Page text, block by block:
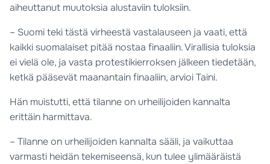
aiheuttanut muutoksia alustaviin tuloksiin.
– Suomi teki tästä virheestä vastalauseen ja vaati, että
kaikki suomalaiset pitää nostaa finaaliin. Virallisia tuloksia
ei vielä ole, ja vasta protestikierroksen jälkeen tiedetään,
ketkä pääsevät maanantain finaaliin, arvioi Taini.
Hän muistutti, että tilanne on urheilijoiden kannalta
erittäin harmittava.
– Tilanne on urheilijoiden kannalta sääli, ja vaikuttaa
varmasti heidän tekemiseensä, kun tulee ylimääräistä